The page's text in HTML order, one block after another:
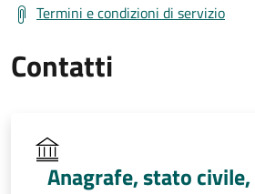
Termini e condizioni di servizio
Contatti
Anagrafe, stato